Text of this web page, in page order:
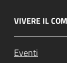
VIVERE IL
Eventi